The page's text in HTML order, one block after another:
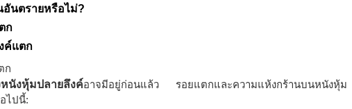
นตรายหรือไม่?
ก
ค์แตก
ก
นังหุ้มปลายลึงค์อาจมีอยู่ก่อนแล้ว รอยแตกและความแห้งกร้านบนหนังหุ้ม
ไปนี้: